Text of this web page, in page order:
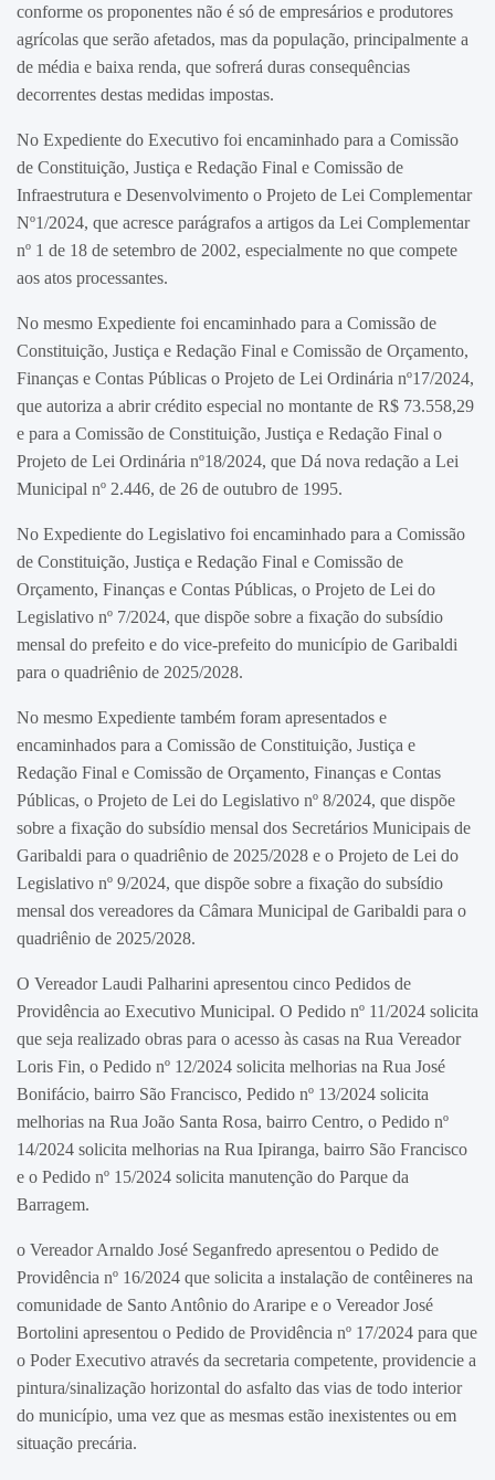
conforme os proponentes não é só de empresários e produtores
agrícolas que serão afetados, mas da população, principalmente a
de média e baixa renda, que sofrerá duras consequências
decorrentes destas medidas impostas.
No Expediente do Executivo foi encaminhado para a Comissão
de Constituição, Justiça e Redação Final e Comissão de
Infraestrutura e Desenvolvimento o Projeto de Lei Complementar
Nº1/2024, que acresce parágrafos a artigos da Lei Complementar
nº 1 de 18 de setembro de 2002, especialmente no que compete
aos atos processantes.
No mesmo Expediente foi encaminhado para a Comissão de
Constituição, Justiça e Redação Final e Comissão de Orçamento,
Finanças e Contas Públicas o Projeto de Lei Ordinária nº17/2024,
que autoriza a abrir crédito especial no montante de R$ 73.558,29
e para a Comissão de Constituição, Justiça e Redação Final o
Projeto de Lei Ordinária nº18/2024, que Dá nova redação a Lei
Municipal nº 2.446, de 26 de outubro de 1995.
No Expediente do Legislativo foi encaminhado para a Comissão
de Constituição, Justiça e Redação Final e Comissão de
Orçamento, Finanças e Contas Públicas, o Projeto de Lei do
Legislativo nº 7/2024, que dispõe sobre a fixação do subsídio
mensal do prefeito e do vice-prefeito do município de Garibaldi
para o quadriênio de 2025/2028.
No mesmo Expediente também foram apresentados e
encaminhados para a Comissão de Constituição, Justiça e
Redação Final e Comissão de Orçamento, Finanças e Contas
Públicas, o Projeto de Lei do Legislativo nº 8/2024, que dispõe
sobre a fixação do subsídio mensal dos Secretários Municipais de
Garibaldi para o quadriênio de 2025/2028 e o Projeto de Lei do
Legislativo nº 9/2024, que dispõe sobre a fixação do subsídio
mensal dos vereadores da Câmara Municipal de Garibaldi para o
quadriênio de 2025/2028.
O Vereador Laudi Palharini apresentou cinco Pedidos de
Providência ao Executivo Municipal. O Pedido nº 11/2024 solicita
que seja realizado obras para o acesso às casas na Rua Vereador
Loris Fin, o Pedido nº 12/2024 solicita melhorias na Rua José
Bonifácio, bairro São Francisco, Pedido nº 13/2024 solicita
melhorias na Rua João Santa Rosa, bairro Centro, o Pedido nº
14/2024 solicita melhorias na Rua Ipiranga, bairro São Francisco
e o Pedido nº 15/2024 solicita manutenção do Parque da
Barragem.
o Vereador Arnaldo José Seganfredo apresentou o Pedido de
Providência nº 16/2024 que solicita a instalação de contêineres na
comunidade de Santo Antônio do Araripe e o Vereador José
Bortolini apresentou o Pedido de Providência nº 17/2024 para que
o Poder Executivo através da secretaria competente, providencie a
pintura/sinalização horizontal do asfalto das vias de todo interior
do município, uma vez que as mesmas estão inexistentes ou em
situação precária.